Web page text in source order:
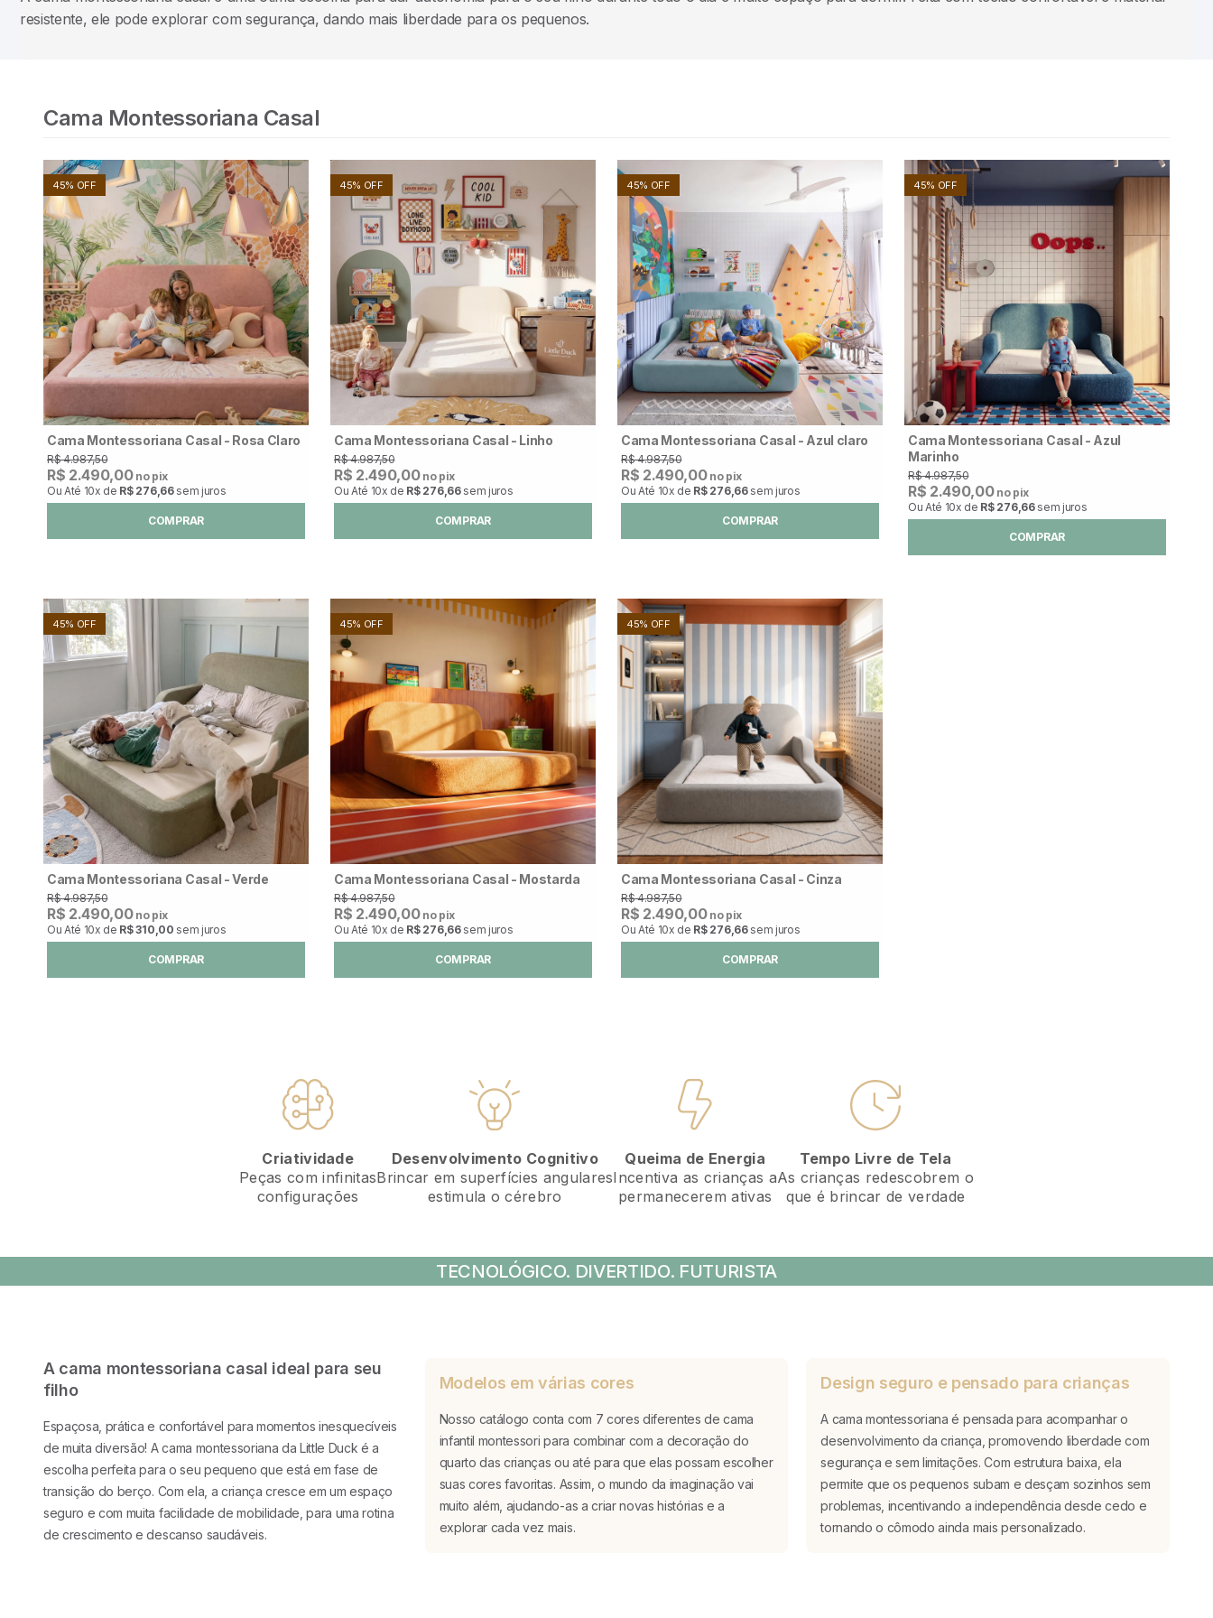
resistente, ele pode explorar com segurança, dando mais liberdade para os pequenos.
Cama Montessoriana Casal
45% OFF
Cama Montessoriana Casal - Rosa Claro
R$ 4.987,50
R$ 2.490,00no pix
Ou Até 10x de R$ 276,66 sem juros
COMPRAR
45% OFF
Cama Montessoriana Casal - Linho
R$ 4.987,50
R$ 2.490,00no pix
Ou Até 10x de R$ 276,66 sem juros
COMPRAR
45% OFF
Cama Montessoriana Casal - Azul claro
R$ 4.987,50
R$ 2.490,00no pix
Ou Até 10x de R$ 276,66 sem juros
COMPRAR
45% OFF
Cama Montessoriana Casal - Azul
Marinho
R$ 4.987,50
R$ 2.490,00no pix
Ou Até 10x de R$ 276,66 sem juros
COMPRAR
45% OFF
Cama Montessoriana Casal - Verde
R$ 4.987,50
R$ 2.490,00no pix
Ou Até 10x de R$ 310,00 sem juros
COMPRAR
45% OFF
Cama Montessoriana Casal - Mostarda
R$ 4.987,50
R$ 2.490,00no pix
Ou Até 10x de R$ 276,66 sem juros
COMPRAR
45% OFF
Cama Montessoriana Casal - Cinza
R$ 4.987,50
R$ 2.490,00no pix
Ou Até 10x de R$ 276,66 sem juros
COMPRAR
Criatividade
Peças com infinitas
configurações
Desenvolvimento Cognitivo
Brincar em superfícies angulares
estimula o cérebro
Queima de Energia
Incentiva as crianças a
permanecerem ativas
Tempo Livre de Tela
As crianças redescobrem o
que é brincar de verdade
TECNOLÓGICO. DIVERTIDO. FUTURISTA
A cama montessoriana casal ideal para seu
filho
Espaçosa, prática e confortável para momentos inesquecíveis
de muita diversão! A cama montessoriana da Little Duck é a
escolha perfeita para o seu pequeno que está em fase de
transição do berço. Com ela, a criança cresce em um espaço
seguro e com muita facilidade de mobilidade, para uma rotina
de crescimento e descanso saudáveis.
Modelos em várias cores
Nosso catálogo conta com 7 cores diferentes de cama
infantil montessori para combinar com a decoração do
quarto das crianças ou até para que elas possam escolher
suas cores favoritas. Assim, o mundo da imaginação vai
muito além, ajudando-as a criar novas histórias e a
explorar cada vez mais.
Design seguro e pensado para crianças
A cama montessoriana é pensada para acompanhar o
desenvolvimento da criança, promovendo liberdade com
segurança e sem limitações. Com estrutura baixa, ela
permite que os pequenos subam e desçam sozinhos sem
problemas, incentivando a independência desde cedo e
tornando o cômodo ainda mais personalizado.